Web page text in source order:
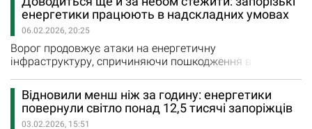
через чергову ворожу атаку на обласний центр мали
нові пошкодження в наших електромережах. Для
відновлення електропостачання знеструмлених
споживачів мали виконати певні технологічні…
енергетики працюють в надскладних умовах
06.02.2026, 20:25
Ворог продовжує атаки на енергетичну
інфраструктуру, спричиняючи пошкодження в
енергетики працюють в екстремальних умовах,
повертаючи в наші домівки світло, яке зникало
внаслідок ворожих обстрілів або несприятливих
Відновили менш ніж за годину: енергетики
повернули світло понад 12,5 тисячі запоріжців
03.02.2026, 15:51